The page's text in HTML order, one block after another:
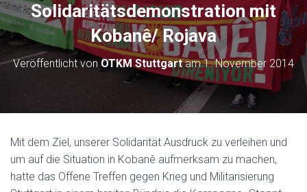
Solidaritätsdemonstration mit
Kobanê/ Rojava
Veröffentlicht von OTKM Stuttgartam1. November 2014
Mit dem Ziel, unserer Solidarität Ausdruck zu verleihen und
um auf die Situation in Kobanê aufmerksam zu machen,
hatte das Offene Treffen gegen Krieg und Militarisierung